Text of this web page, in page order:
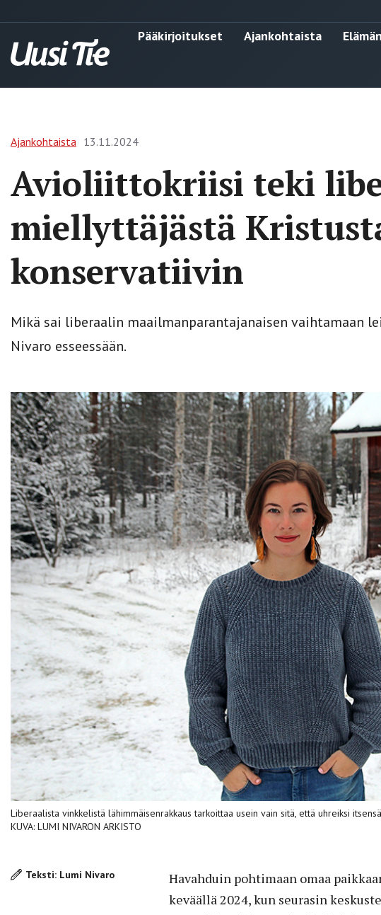
Pääkirjoitukset Ajankohtaista
Ajankohtaista 13.11.2024
Avioliittokriisi teki
miellyttäjästä
konservatiivin
Mikä sai liberaalin maailmanparantajanaisen vaihtamaan
Nivaro esseessään.
Liberaalista vinkkelistä lähimmäisenrakkaus tarkoittaa usein vain sitä, että uhreiksi
KUVA: LUMI NIVARON ARKISTO
Teksti: Lumi Nivaro
Havahduin pohtimaan omaa
keväällä 2024, kun seurasin